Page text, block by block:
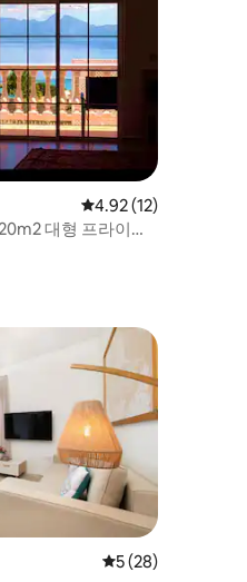
평점 4.92점(5점 만점
4.92 (12)
대형 프라이빗
평점 5점(5점 만점
5 (28)